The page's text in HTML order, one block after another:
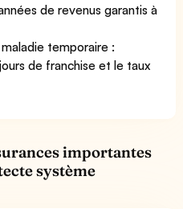
de revenus garantis à
temporaire :
de franchise et le taux
importantes
système